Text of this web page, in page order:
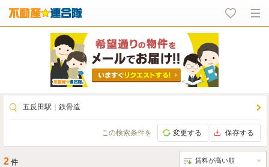
五反田駅 鉄骨造
この検索条件を 変更する 保存する
2 件